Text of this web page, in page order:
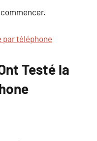
par téléphone
Testé la